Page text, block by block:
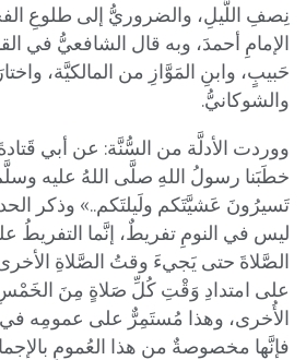
نِصفِ اللَّيلِ، والضروريُّ إلى طلوعِ
الإمامِ أحمدَ، وبه قال الشافعيُّ في
حَبيبٍ، وابنِ المَوَّازِ من المالكيَّة،
والشوكانيُّ.
ووردت الأدلَّة من السُّنَّة: عن أبي
خطَبَنا رسولُ اللهِ صلَّى اللهُ عليه
تَسيرُونَ عَشيَّتَكم ولَيلتَكم..» وذكر
ليس في النومِ تفريطٌ، إنَّما
الصَّلاةَ حتى يَجيءَ وقتُ الصَّلاةِ
على امتدادِ وَقْتِ كُلِّ صَلاةٍ مِنَ
الأُخرى، وهذا مُستَمِرٌّ على عمومِه في
فإنَّها مخصوصةٌ من هذا العُمومِ